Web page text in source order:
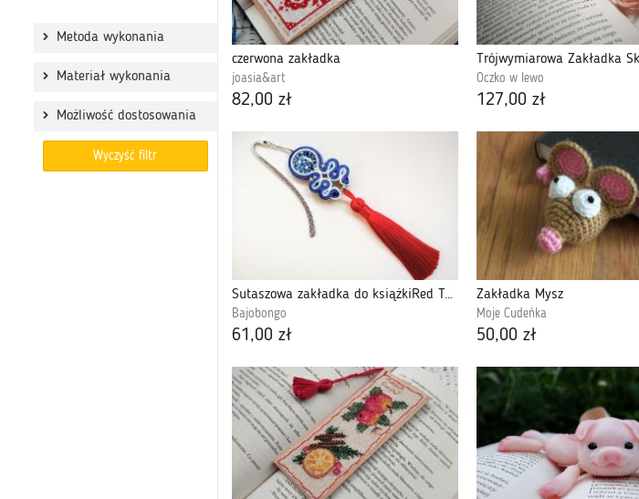
czerwona zakładka
joasia&art
82,00 zł
Oczko w lewo
127,00 zł
Sutaszowa zakładka do książkiRed Tassel
Bajobongo
61,00 zł
Zakładka Mysz
Moje Cudeńka
50,00 zł
Metoda wykonania
Materiał wykonania
Możliwość dostosowania
Wyczyść filtr